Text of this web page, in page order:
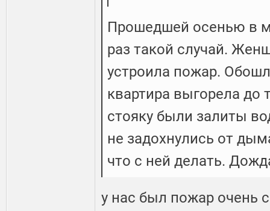
Прошедшей осенью в
раз такой случай.
устроила пожар.
квартира выгорела до
стояку были залиты
не задохнулись от
что с ней делать.
у нас был пожар очень